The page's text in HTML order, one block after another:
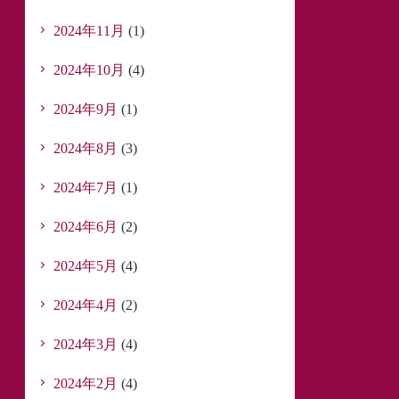
2024年11月 (1)
2024年10月 (4)
2024年9月 (1)
2024年8月 (3)
2024年7月 (1)
2024年6月 (2)
2024年5月 (4)
2024年4月 (2)
2024年3月 (4)
2024年2月 (4)